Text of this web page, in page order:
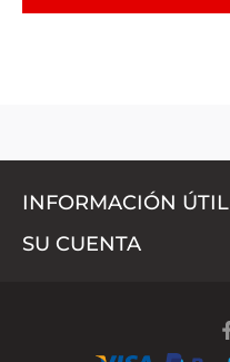
INFORMACIÓN ÚTIL
SU CUENTA